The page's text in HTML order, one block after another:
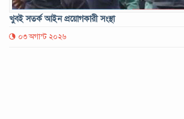
খুবই সতর্ক আইন প্রয়োগকারী সংস্থা
০৩ অগাস্ট ২০২৬